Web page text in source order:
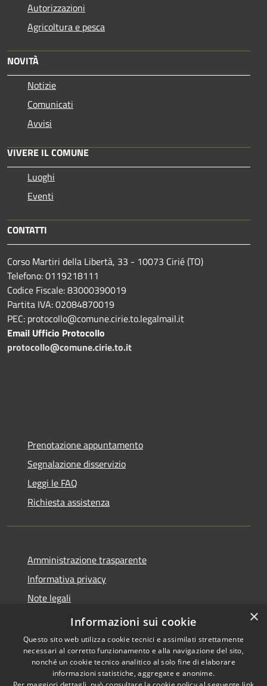
Autorizzazioni
Agricoltura e pesca
NOVITÀ
Notizie
Comunicati
Avvisi
VIVERE IL COMUNE
Luoghi
Eventi
CONTATTI
Corso Martiri della Libertà, 33 - 10073 Cirié (TO)
Telefono: 0119218111
Codice Fiscale: 83000390019
Partita IVA: 02084870019
PEC: protocollo@comune.cirie.to.legalmail.it
Email Ufficio Protocollo
protocollo@comune.cirie.to.it
Prenotazione appuntamento
Segnalazione disservizio
Leggi le FAQ
Richiesta assistenza
Amministrazione trasparente
Informativa privacy
Note legali
Dichiarazione di accessibilità
Copyright © 2026 • Città di
×
Informazioni sui cookie
Questo sito web utilizza cookie tecnici e assimilati strettamente
necessari al corretto funzionamento e alla navigazione del sito,
nonché un cookie tecnico analitico al solo fine di elaborare
informazioni statistiche, aggregate e anonime.